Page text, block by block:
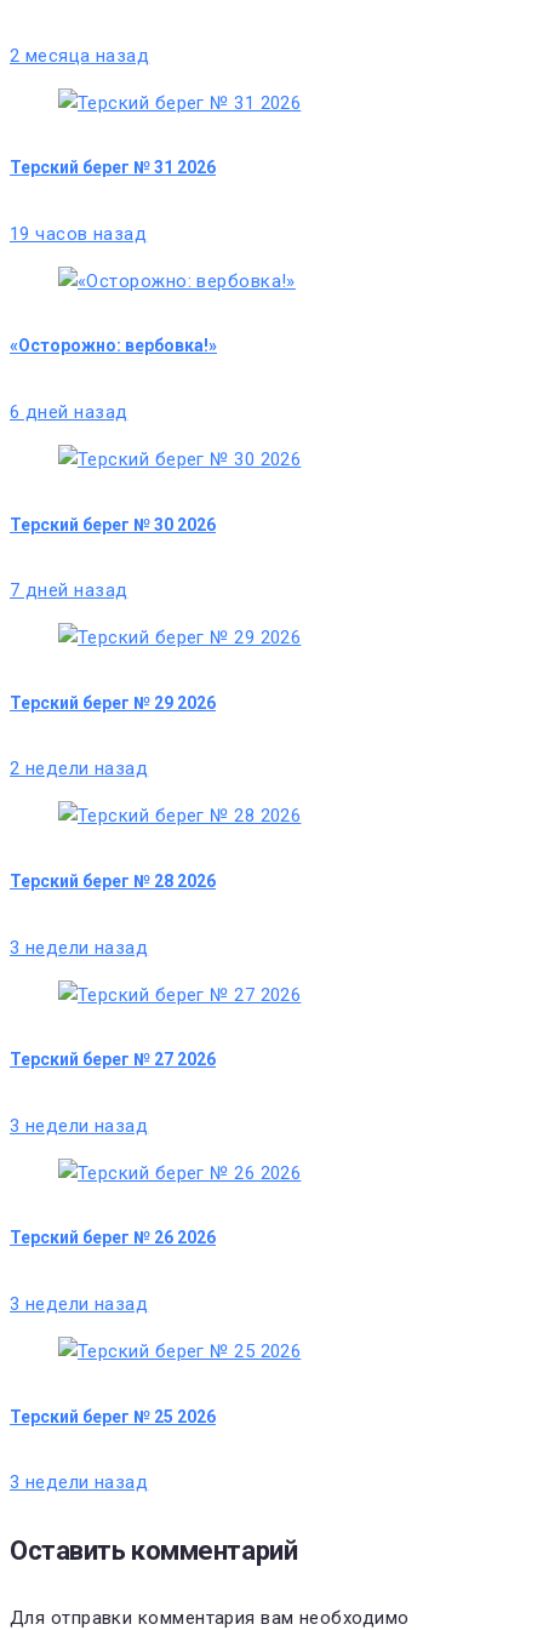
2 месяца назад
Терский берег № 31 2026
19 часов назад
«Осторожно: вербовка!»
6 дней назад
Терский берег № 30 2026
7 дней назад
Терский берег № 29 2026
2 недели назад
Терский берег № 28 2026
3 недели назад
Терский берег № 27 2026
3 недели назад
Терский берег № 26 2026
3 недели назад
Терский берег № 25 2026
3 недели назад
Оставить комментарий
Для отправки комментария вам необходимо